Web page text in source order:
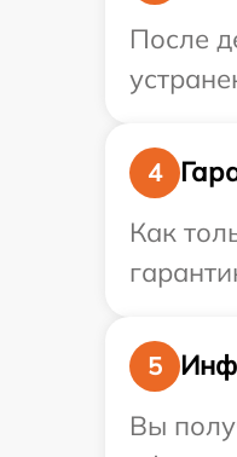
После
4
Как
5
Вы